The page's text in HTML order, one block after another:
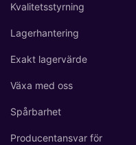
Kvalitetsstyrning
Lagerhantering
Exakt lagervärde
Växa med oss
Spårbarhet
Producentansvar för